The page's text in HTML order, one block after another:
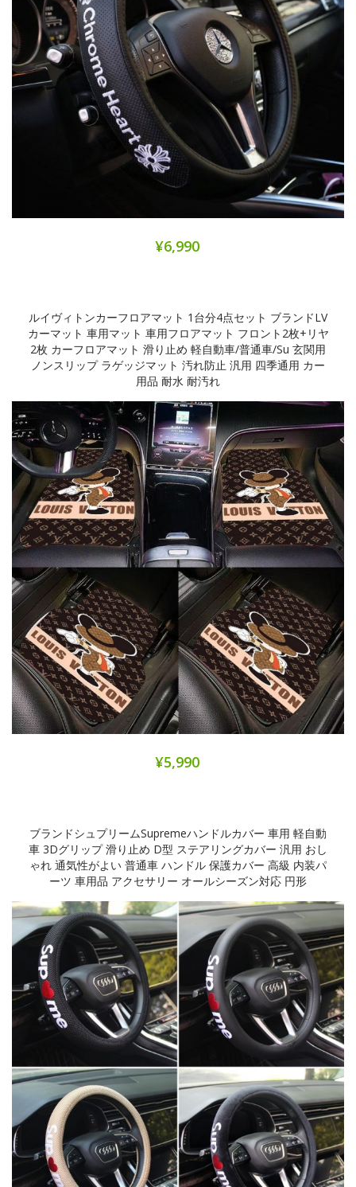
¥6,990
ルイヴィトンカーフロアマット 1台分4点セット ブランドLV
カーマット 車用マット 車用フロアマット フロント2枚+リヤ
2枚 カーフロアマット 滑り止め 軽自動車/普通車/Su 玄関用
ノンスリップ ラゲッジマット 汚れ防止 汎用 四季通用 カー
用品 耐水 耐汚れ
¥5,990
ブランドシュプリームSupremeハンドルカバー 車用 軽自動
車 3Dグリップ 滑り止め D型 ステアリングカバー 汎用 おし
ゃれ 通気性がよい 普通車 ハンドル 保護カバー 高級 内装パ
ーツ 車用品 アクセサリー オールシーズン対応 円形